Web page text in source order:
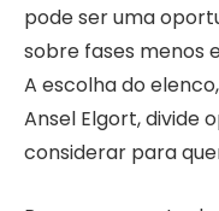
pode ser uma
sobre fases menos
A escolha do
Ansel Elgort, divide
considerar para